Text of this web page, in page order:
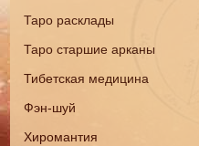
Таро расклады
Таро старшие арканы
Тибетская медицина
Фэн-шуй
Хиромантия